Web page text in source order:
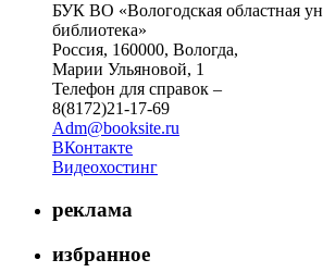
БУК ВО «Вологодская областная
библиотека»
Россия, 160000, Вологда,
Марии Ульяновой, 1
Телефон для справок –
8(8172)21-17-69
Adm@booksite.ru
ВКонтакте
Видеохостинг
реклама
избранное